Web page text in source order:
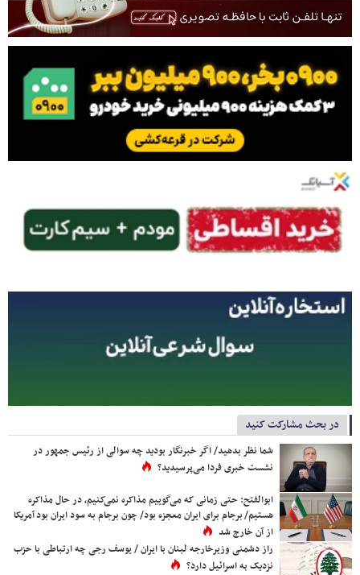
در بحث مشارکت کنید
شما نظر بدهید/ اگر خبرنگار بودید چه سوالی از رئیس جمهور در
نشست خبری فردا می‌پرسیدید؟
ابوالفتح: حتی زمانی که می‌گوییم مذاکره نمی‌کنیم، در حال مذاکره
هستیم/ برجام برای ایران معجزه بود/ چون برجام به سود ایران بود آمریکا
از آن خارج شد
راز دشمنی وزیرخارجه لبنان با ایران / یوسف رجی چه ارتباطی با حزب
نزدیک به اسرائیل دارد؟